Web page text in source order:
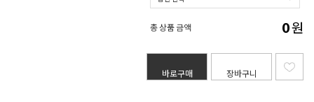
총 상품 금액 0원
바로구매 장바구니